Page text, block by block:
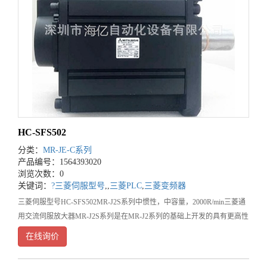
HC-SFS502
分类： MR-JE-C系列
产品编号：1564393020
浏览次数：0
关键词： ?三菱伺服型号,,三菱PLC,三菱变频器
三菱伺服型号HC-SFS502MR-J2S系列中惯性，中容量，2000R/min三菱通
用交流伺服放大器MR-J2S系列是在MR-J2系列的基础上开发的具有更高性
能和更高功能的伺服系统，其控制模式有位置控制，速度控制和转矩控制
以及它们之间的切
在线询价